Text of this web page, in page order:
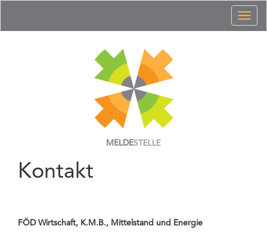
MELDESTELLE
Kontakt
FÖD Wirtschaft, K.M.B., Mittelstand und Energie